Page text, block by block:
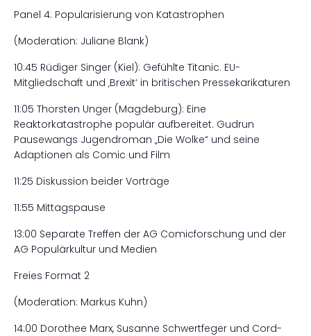
Panel 4: Popularisierung von Katastrophen
(Moderation: Juliane Blank)
10:45 Rüdiger Singer (Kiel): Gefühlte Titanic. EU-
Mitgliedschaft und ‚Brexit‘ in britischen Pressekarikaturen
11:05 Thorsten Unger (Magdeburg): Eine
Reaktorkatastrophe populär aufbereitet. Gudrun
Pausewangs Jugendroman „Die Wolke“ und seine
Adaptionen als Comic und Film
11:25 Diskussion beider Vorträge
11:55 Mittagspause
13:00 Separate Treffen der AG Comicforschung und der
AG Populärkultur und Medien
Freies Format 2
(Moderation: Markus Kuhn)
14:00 Dorothee Marx, Susanne Schwertfeger und Cord-